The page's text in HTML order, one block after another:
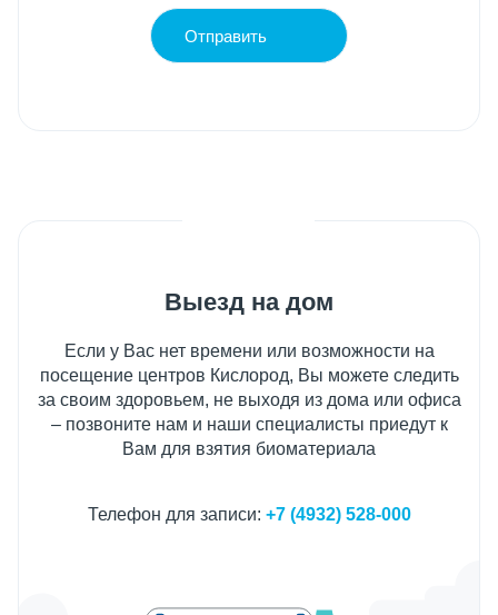
Отправить
Выезд на дом
Если у Вас нет времени или возможности на
посещение центров Кислород, Вы можете следить
за своим здоровьем, не выходя из дома или офиса
– позвоните нам и наши специалисты приедут к
Вам для взятия биоматериала
Телефон для записи: +7 (4932) 528-000